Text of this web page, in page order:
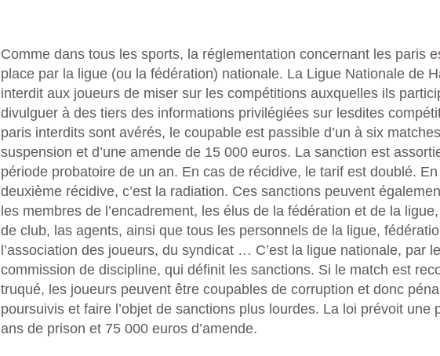
Comme dans tous les sports, la réglementation concernant les paris
place par la ligue (ou la fédération) nationale. La Ligue Nationale de
interdit aux joueurs de miser sur les compétitions auxquelles ils
divulguer à des tiers des informations privilégiées sur lesdites
paris interdits sont avérés, le coupable est passible d’un à six
suspension et d’une amende de 15 000 euros. La sanction est
période probatoire de un an. En cas de récidive, le tarif est doublé. En
deuxième récidive, c’est la radiation. Ces sanctions peuvent
les membres de l’encadrement, les élus de la fédération et de la
de club, las agents, ainsi que tous les personnels de la ligue,
l’association des joueurs, du syndicat … C’est la ligue nationale, par
commission de discipline, qui définit les sanctions. Si le match est
truqué, les joueurs peuvent être coupables de corruption et donc
poursuivis et faire l’objet de sanctions plus lourdes. La loi prévoit une
ans de prison et 75 000 euros d’amende.